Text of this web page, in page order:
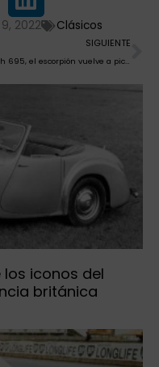
2022 Clásicos
SIGUIENTE
Abarth 695, el escorpión vuelve a picar
los iconos del
británica